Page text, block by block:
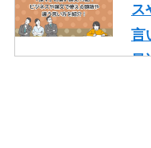
ス
言
最